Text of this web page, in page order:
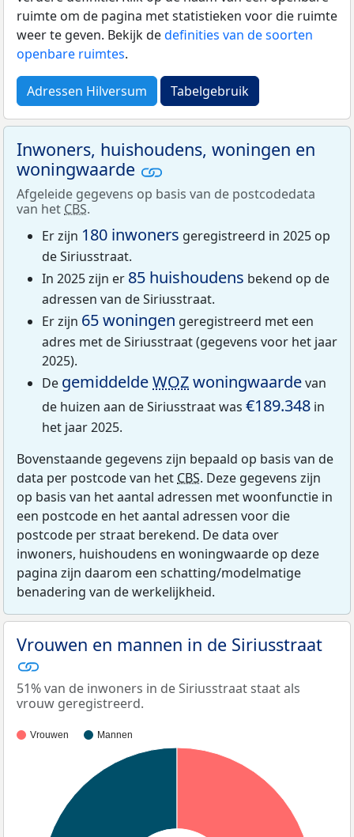
ruimte om de pagina met statistieken voor die ruimte
weer te geven. Bekijk dedefinities van de soorten
openbare ruimtes.
Adressen Hilversum Tabelgebruik
Inwoners, huishoudens, woningen en
woningwaarde
Afgeleide gegevens op basis van de postcodedata
van het CBS.
Er zijn 180 inwoners geregistreerd in 2025 op
de Siriusstraat.
In 2025 zijn er 85 huishoudens bekend op de
adressen van de Siriusstraat.
Er zijn 65 woningen geregistreerd met een
adres met de Siriusstraat (gegevens voor het jaar
2025).
De gemiddeldeWOZwoningwaardevan
de huizen aan de Siriusstraat was €189.348 in
het jaar 2025.
Bovenstaande gegevens zijn bepaald op basis van de
data per postcode van het CBS. Deze gegevens zijn
op basis van het aantal adressen met woonfunctie in
een postcode en het aantal adressen voor die
postcode per straat berekend. De data over
inwoners, huishoudens en woningwaarde op deze
pagina zijn daarom een schatting/modelmatige
benadering van de werkelijkheid.
Vrouwen en mannen in de Siriusstraat
51% van de inwoners in de Siriusstraat staat als
vrouw geregistreerd.
Vrouwen Mannen